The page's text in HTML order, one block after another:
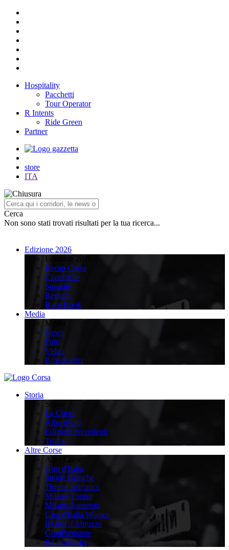
Hospitality
Pacchetti
Tour Operator
R Intents
Ride Green
Partner
store
ITA
Cerca
Non sono stati trovati risultati per la tua ricerca...
Edizione 2026
Edizione 2026
Recap Corsa
Classifiche
Squadre
Regioni
Race Book
Media
Media
News
Foto
Video
Broadcaster
Storia
Storia
La Corsa
Albo d’oro
Edizioni precedenti
Trofeo
Altre Corse
Altre Corse
Giro d'Italia
Strade Bianche
Tirreno Adriatico
Milano-Torino
Milano-Sanremo
Giro d'Italia Women
Il Giro d'Abruzzo
GranPiemonte
Il Lombardia